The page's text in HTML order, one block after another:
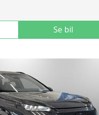
Se bil